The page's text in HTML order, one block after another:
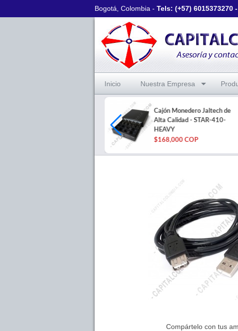
Bogotá, Colombia - Tels: (+57) 6015373270 -
Inicio Nuestra Empresa
Cajón Monedero Jaltech de
Alta Calidad - STAR-410-
HEAVY
$168,000 COP
Compártelo con tus